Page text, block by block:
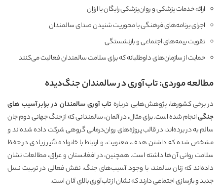
ارائه خدمات پزشکی و روان‌پزشکی رایگان یا ارزان
اجرای برنامه‌های فرهنگی با محوریت شنیدن صدای سالمندان
تقویت بیمه‌های اجتماعی و بازنشستگی
حمایت از سازمان‌های داوطلبانه که برای سلامت سالمندان فعالیت می‌کنند
مطالعه موردی: تاب‌آوری در سالمندان جنگ‌دیده
در برخی کشورها، پژوهش‌هایی درباره تاب آوری سالمندان در برابر آسیب های
جنگیانجام شده است. برای مثال، در آلمان، سالمندانی که از جنگ جهانی دوم جان
سالم به در برده‌اند، در قالب پروژه‌های روان‌درمانی گروهی شرکت داده شده‌اند و
مشخص شده که داشتن هدف، معنویت، و ارتباط با خانواده تأثیر زیادی در حفظ
سلامت روانی آن‌ها داشته است. همچنین، در افغانستان و عراق، مطالعات نشان
داده‌اند که زنان سالمند، با وجود آسیب‌های جنگ، نقش فعالی در تربیت نسل
جدید و بازسازی اجتماعی دارند که نشان از تاب‌آوری بالای آنان است.